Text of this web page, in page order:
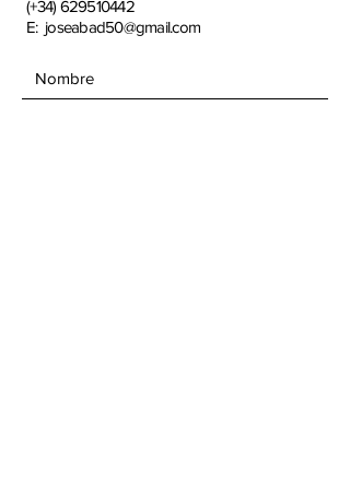
(+34) 629510442
E: joseabad50@gmail.com